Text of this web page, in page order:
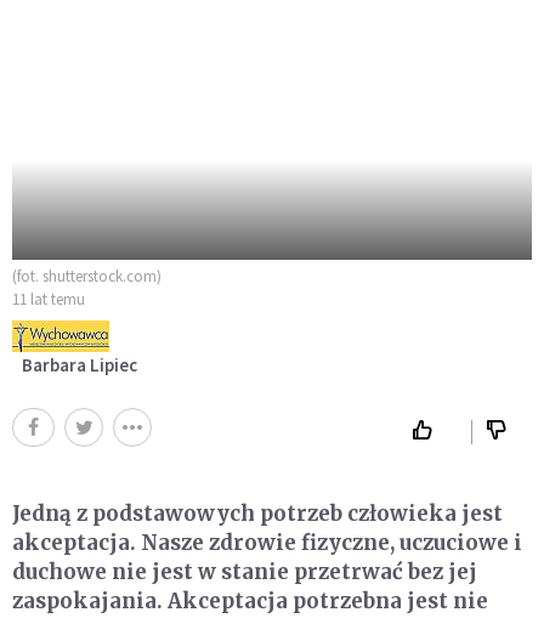
(fot. shutterstock.com)
11 lat temu
Barbara Lipiec
Jedną z podstawowych potrzeb człowieka jest
akceptacja. Nasze zdrowie fizyczne, uczuciowe i
duchowe nie jest w stanie przetrwać bez jej
zaspokajania. Akceptacja potrzebna jest nie